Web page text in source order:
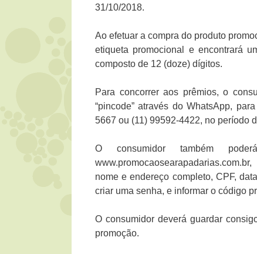
31/10/2018.
Ao efetuar a compra do produto
etiqueta promocional e encontrará
composto de 12 (doze) dígitos.
Para concorrer aos prêmios, o
“pincode” através do WhatsApp,
5667 ou (11) 99592-4422, no período
O consumidor também
nome e endereço completo, CPF,
criar uma senha, e informar o código
O consumidor deverá guardar
promoção.